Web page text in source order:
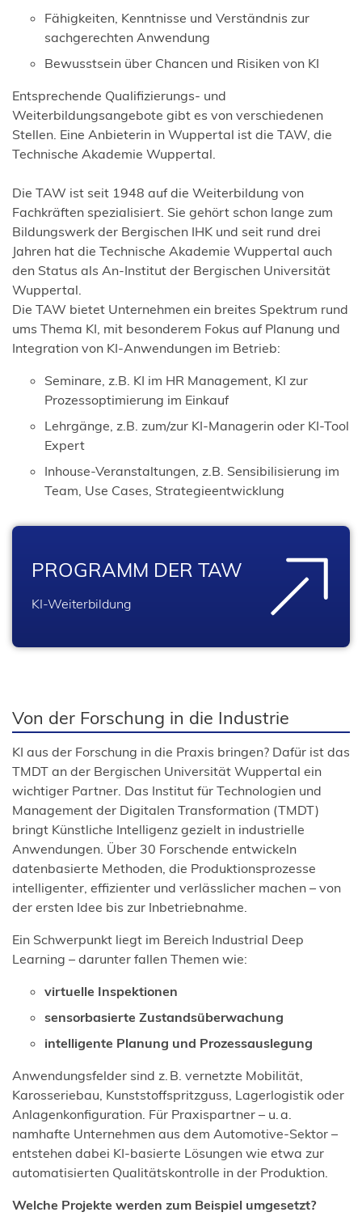
Fähigkeiten, Kenntnisse und Verständnis zur
sachgerechten Anwendung
Bewusstsein über Chancen und Risiken von KI
Entsprechende Qualifizierungs- und
Weiterbildungsangebote gibt es von verschiedenen
Stellen. Eine Anbieterin in Wuppertal ist die TAW, die
Technische Akademie Wuppertal.
Die TAW ist seit 1948 auf die Weiterbildung von
Fachkräften spezialisiert. Sie gehört schon lange zum
Bildungswerk der Bergischen IHK und seit rund drei
Jahren hat die Technische Akademie Wuppertal auch
den Status als An-Institut der Bergischen Universität
Wuppertal.
Die TAW bietet Unternehmen ein breites Spektrum rund
ums Thema KI, mit besonderem Fokus auf Planung und
Integration von KI-Anwendungen im Betrieb:
Seminare, z.B. KI im HR Management, KI zur
Prozessoptimierung im Einkauf
Lehrgänge, z.B. zum/zur KI-Managerin oder KI-Tool
Expert
Inhouse-Veranstaltungen, z.B. Sensibilisierung im
Team, Use Cases, Strategieentwicklung
PROGRAMM DER TAW
KI-Weiterbildung
Von der Forschung in die Industrie
KI aus der Forschung in die Praxis bringen? Dafür ist das
TMDT an der Bergischen Universität Wuppertal ein
wichtiger Partner. Das Institut für Technologien und
Management der Digitalen Transformation (TMDT)
bringt Künstliche Intelligenz gezielt in industrielle
Anwendungen. Über 30 Forschende entwickeln
datenbasierte Methoden, die Produktionsprozesse
intelligenter, effizienter und verlässlicher machen – von
der ersten Idee bis zur Inbetriebnahme.
Ein Schwerpunkt liegt im Bereich Industrial Deep
Learning – darunter fallen Themen wie:
virtuelle Inspektionen
sensorbasierte Zustandsüberwachung
intelligente Planung und Prozessauslegung
Anwendungsfelder sind z. B. vernetzte Mobilität,
Karosseriebau, Kunststoffspritzguss, Lagerlogistik oder
Anlagenkonfiguration. Für Praxispartner – u. a.
namhafte Unternehmen aus dem Automotive-Sektor –
entstehen dabei KI-basierte Lösungen wie etwa zur
automatisierten Qualitätskontrolle in der Produktion.
Welche Projekte werden zum Beispiel umgesetzt?